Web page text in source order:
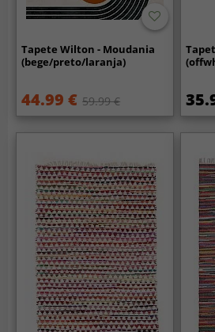
Tapete Wilton - Moudania
(bege/preto/laranja)
44.99 € 59.99 €